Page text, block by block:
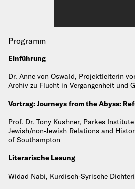
Programm
Einführung
Dr. Anne von Oswald, Projektleiterin
Archiv zu Flucht in Vergangenheit und
Vortrag: Journeys from the Abyss:
Prof. Dr. Tony Kushner, Parkes
Jewish/non-Jewish Relations and
of Southampton
Literarische Lesung
Widad Nabi, Kurdisch-Syrische